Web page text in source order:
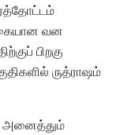
வன
பிறகு
ருத்ராஷம்
அனைத்தும்